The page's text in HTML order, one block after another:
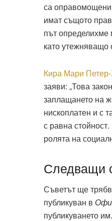
са
имат същото
път определихме
като утежняващо
Кира Мари
заяви: „Това
заплащането на
нископлатен и с
с равна
ролята на
Следващи
Съветът ще
публикуван в
публикуването им.